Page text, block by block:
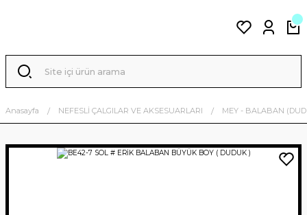
Anasayfa NEFESLİ ÇALGILAR VE AKSESUARLARI MEY - BALABAN